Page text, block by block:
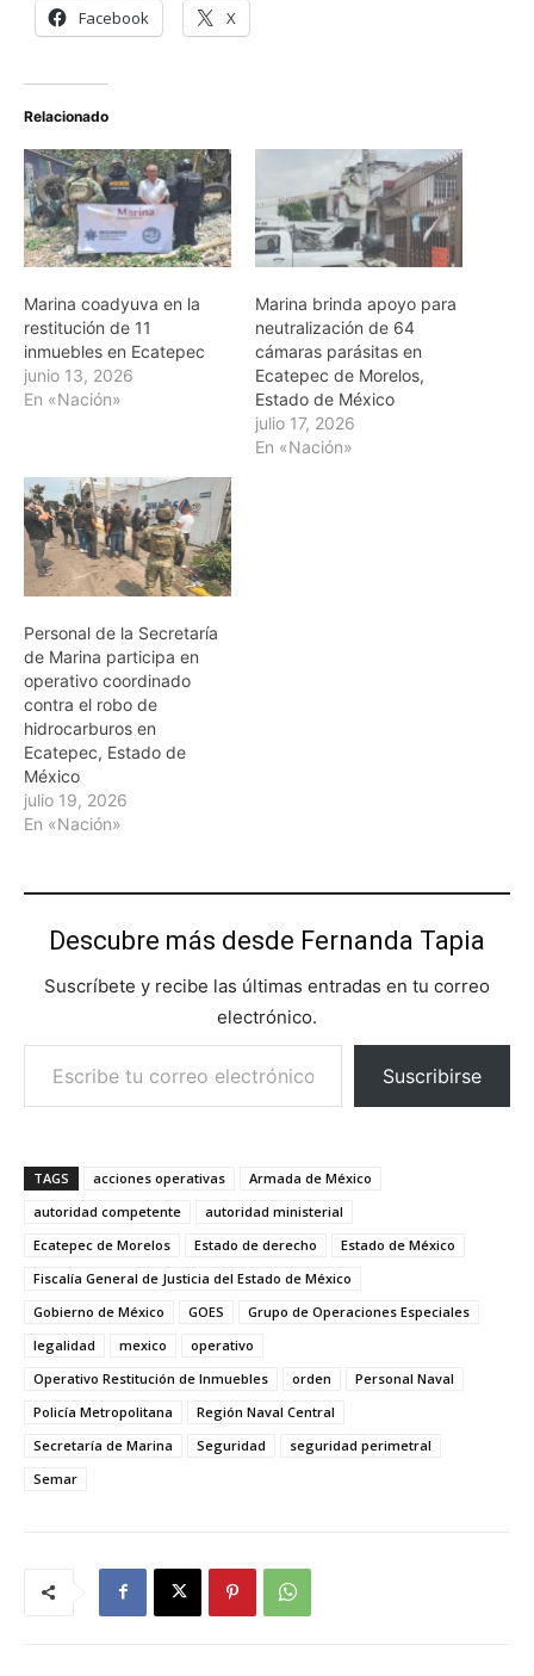
Facebook X
Relacionado
Marina coadyuva en la
restitución de 11
inmuebles en Ecatepec
junio 13, 2026
En «Nación»
Marina brinda apoyo para
neutralización de 64
cámaras parásitas en
Ecatepec de Morelos,
Estado de México
julio 17, 2026
En «Nación»
Personal de la Secretaría
de Marina participa en
operativo coordinado
contra el robo de
hidrocarburos en
Ecatepec, Estado de
México
julio 19, 2026
En «Nación»
Descubre más desde Fernanda Tapia
Suscríbete y recibe las últimas entradas en tu correo
electrónico.
Escribe tu correo electrónico…
Suscribirse
TAGS acciones operativas
Armada de México
autoridad competente
autoridad ministerial
Ecatepec de Morelos
Estado de derecho
Estado de México
Fiscalía General de Justicia del Estado de México
Gobierno de México
GOES
Grupo de Operaciones Especiales
legalidad
mexico
operativo
Operativo Restitución de Inmuebles
orden
Personal Naval
Policía Metropolitana
Región Naval Central
Secretaría de Marina
Seguridad
seguridad perimetral
Semar